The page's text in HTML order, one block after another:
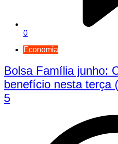
0
Economia
Bolsa Família junho:
benefício nesta terça
5